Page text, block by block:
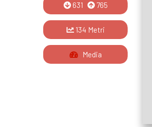
631 765
134 Metri
Media